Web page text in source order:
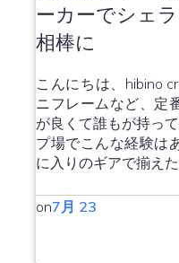
ーカーでシェ
相棒に
こんにちは、hibino
ニフレームなど、定
が良くて誰もが持っ
プ場でこんな経験は
に入りのギアで揃え
on7月 23